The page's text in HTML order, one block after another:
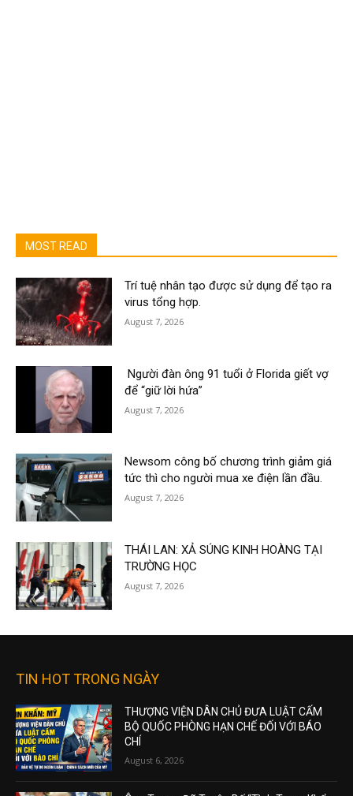
MOST READ
Trí tuệ nhân tạo được sử dụng để tạo ra
virus tổng hợp.
August 7, 2026
Người đàn ông 91 tuổi ở Florida giết vợ
để “giữ lời hứa”
August 7, 2026
Newsom công bố chương trình giảm giá
tức thì cho người mua xe điện lần đầu.
August 7, 2026
THÁI LAN: XẢ SÚNG KINH HOÀNG TẠI
TRƯỜNG HỌC
August 7, 2026
TIN HOT TRONG NGÀY
THƯỢNG VIỆN DÂN CHỦ ĐƯA LUẬT CẤM
BỘ QUỐC PHÒNG HẠN CHẾ ĐỐI VỚI BÁO
CHÍ
August 6, 2026